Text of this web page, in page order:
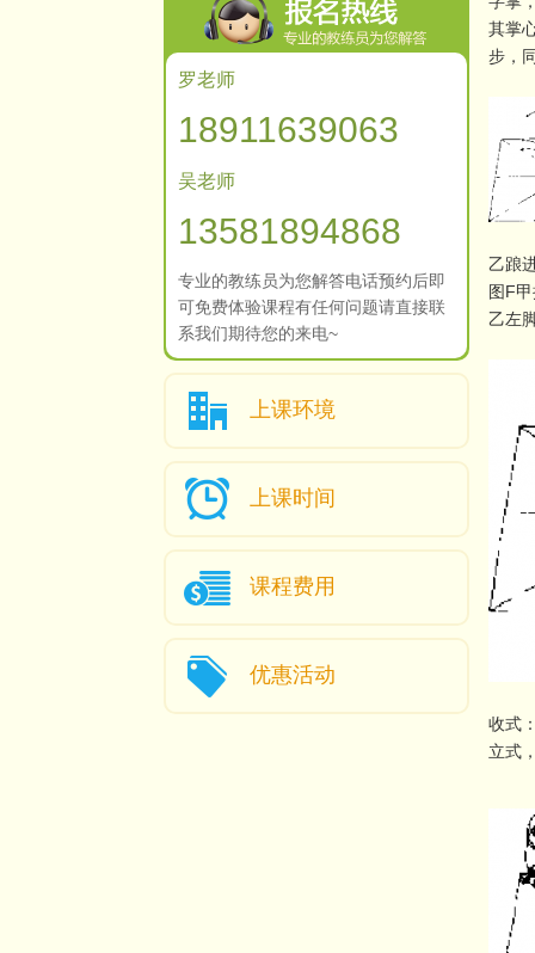
罗老师
18911639063
吴老师
13581894868
专业的教练员为您解答电话预约后即
可免费体验课程有任何问题请直接联
系我们期待您的来电~
上课环境
上课时间
课程费用
优惠活动
其掌
步，
乙踉
图F
乙左
收式
立式